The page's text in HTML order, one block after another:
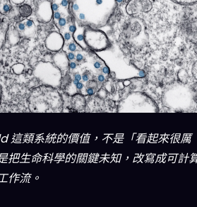
這類系統的價值，不是「看起來很厲
把生命科學的關鍵未知，改寫成可計
作流。